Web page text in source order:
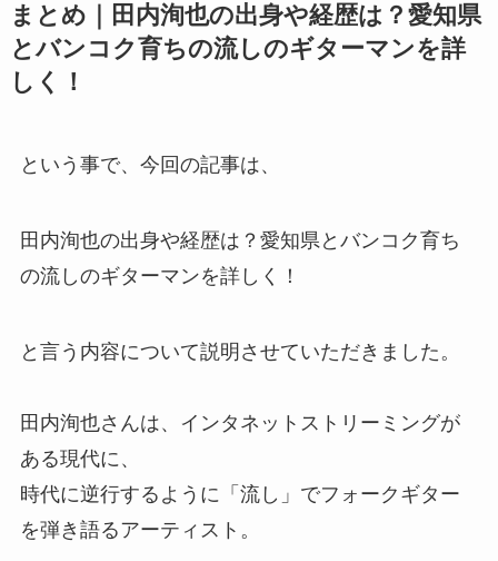
まとめ｜田内洵也の出身や経歴は？愛知県
とバンコク育ちの流しのギターマンを詳
しく！
という事で、今回の記事は、
田内洵也の出身や経歴は？愛知県とバンコク育ち
の流しのギターマンを詳しく！
と言う内容について説明させていただきました。
田内洵也さんは、インタネットストリーミングが
ある現代に、
時代に逆行するように「流し」でフォークギター
を弾き語るアーティスト。